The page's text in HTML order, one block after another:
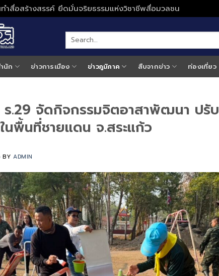
สื่อสร้างสรรค์ ยึดมั่นจริยธรรมแห่งวิชาชีพสื่อมวลชน
นัก ข่าวการเมือง ข่าวภูมิภาค สืบจากข่าว ท่องเที่ยว
.29 จัดกิจกรรมจิตอาสาพัฒนา ปรั
นพื้นที่ชายแดน จ.สระแก้ว
BYADMIN